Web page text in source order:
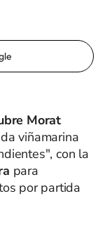
Morat
viñamarina
con la
para
por partida